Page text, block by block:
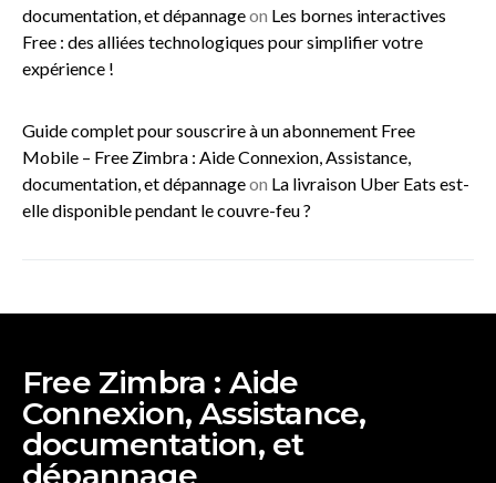
documentation, et dépannageon Les bornes interactives
Free : des alliées technologiques pour simplifier votre
expérience !
Guide complet pour souscrire à un abonnement Free
Mobile – Free Zimbra : Aide Connexion, Assistance,
documentation, et dépannageon La livraison Uber Eats est-
elle disponible pendant le couvre-feu ?
Free Zimbra : Aide
Connexion, Assistance,
documentation, et
dépannage